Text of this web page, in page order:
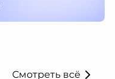
Смотреть всё